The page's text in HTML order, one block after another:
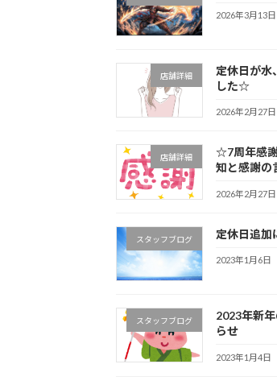
2026年3月13日
店舗詳細
定休日が水
した☆
2026年2月27日
店舗詳細
☆7周年感
知と感謝
2026年2月27日
スタッフブログ 定休日追加
2023年1月6日
スタッフブログ
2023年新
らせ
2023年1月4日